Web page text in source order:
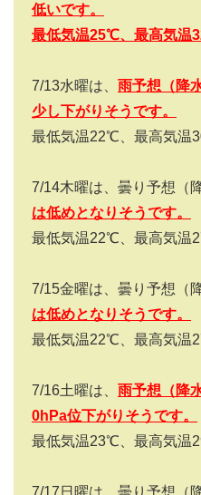
低いです。
最低気温25℃、最高気温
7/13水曜は、 雨予想（降
少し下がりそうです。
最低気温22℃、最高気温
7/14木曜は、曇り予想（
は低めとなりそうです。
最低気温22℃、最高気温
7/15金曜は、曇り予想（
は低めとなりそうです。
最低気温22℃、最高気温
7/16土曜は、 雨予想（降
0hPa位下がりそうです。
最低気温23℃、最高気温
7/17 日曜は、曇り予想（